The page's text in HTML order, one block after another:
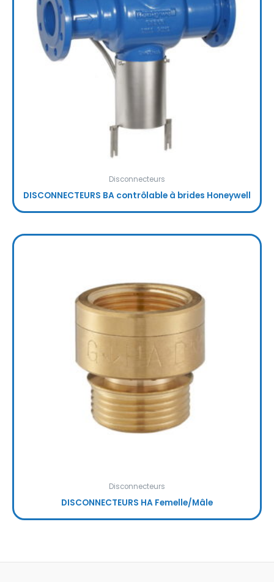
Disconnecteurs
DISCONNECTEURS BA contrôlable à brides Honeywell
Disconnecteurs
DISCONNECTEURS HA Femelle/Mâle